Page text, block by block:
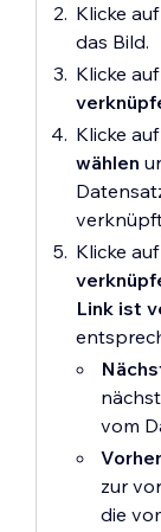
und
Link
von
von
Klicke
das Bild.
Klicke
Klicke
wählen
Klicke
Link ist
vom
zur
die